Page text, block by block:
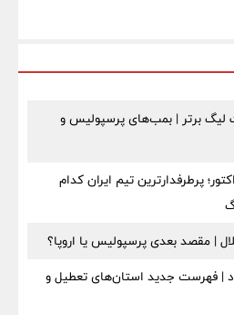
لیگ برتر | بمب‌های پرسپولیس و
پرطرفدارترین تیم ایران کدام
| مقصد بعدی پرسپولیس یا اروپا؟
چهارشنبه ۱۴ مرداد | فهرست جدید استان‌های تعطیل و